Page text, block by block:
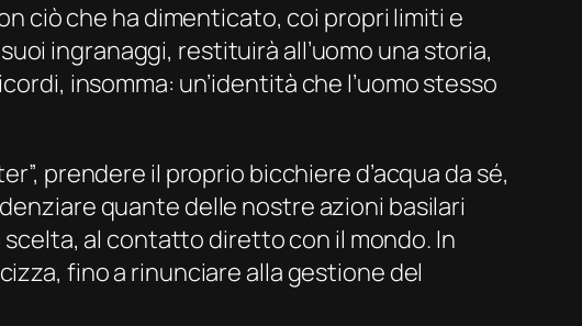
ciò che ha dimenticato, coi propri limiti e
ingranaggi, restituirà all’uomo una storia,
insomma: un’identità che l’uomo stesso
”, prendere il proprio bicchiere d’acqua da sé,
quante delle nostre azioni basilari
al contatto diretto con il mondo. In
fino a rinunciare alla gestione del